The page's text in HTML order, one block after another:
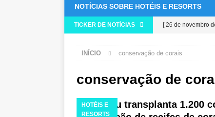
NOTÍCIAS SOBRE HOTÉIS E RESORTS
TICKER DE NOTÍCIAS [ 26 de novembro
HOTÉIS E
ESPECIAIS
INÍCIO conservação de corais
conservação de
HOTÉIS E
RESORTS
Finolhu transplanta 1.200